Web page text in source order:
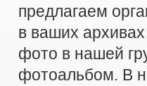
предлагаем
в ваших
фото в нашей
фотоальбом. В